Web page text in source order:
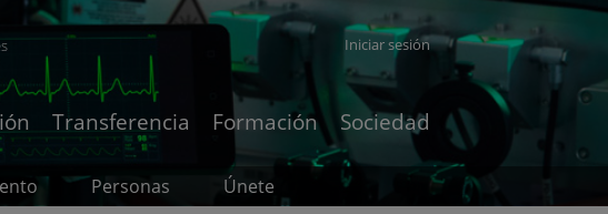
Iniciar sesión
Transferencia Formación Sociedad
Personas Únete